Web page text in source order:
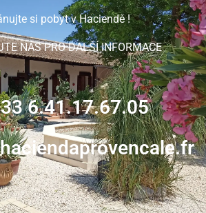
si pobyt v Haciendě !
NÁS PRO DALŠÍ INFORMACE
6.41.17.67.05